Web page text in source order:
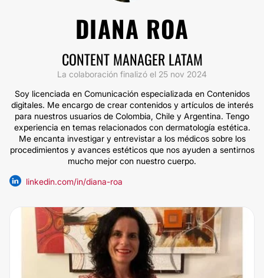
DIANA ROA
CONTENT MANAGER LATAM
La colaboración finalizó el 25 nov 2024
Soy licenciada en Comunicación especializada en Contenidos
digitales. Me encargo de crear contenidos y artículos de interés
para nuestros usuarios de Colombia, Chile y Argentina. Tengo
experiencia en temas relacionados con dermatología estética.
Me encanta investigar y entrevistar a los médicos sobre los
procedimientos y avances estéticos que nos ayuden a sentirnos
mucho mejor con nuestro cuerpo.
linkedin.com/in/diana-roa